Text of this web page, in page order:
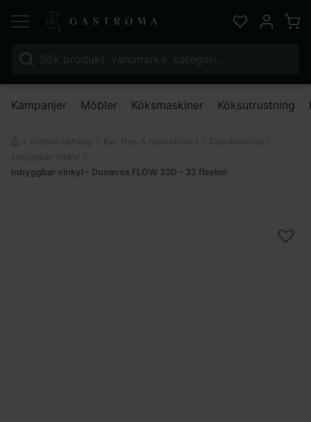
Sök efter:
Favoriter
Mitt
Kampanjer Möbler Köksmaskiner Köksutrustning
Inbyggbar vinkyl – Dunavox FLOW 32D – 32 flaskor